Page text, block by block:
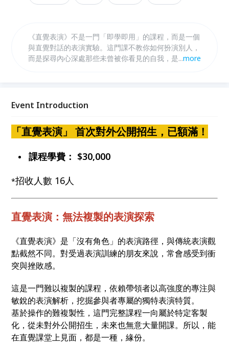
《直覺表演》不是一門「即學即用」的課程，而是一個
與直覺對話的表演實驗。這門課不教你如何扮演別人，
而是探尋內心深處那些未曾被你看見的自我，是一場消
...more
Event Introduction
「直覺表演」 首次對外公開招生，已額滿！
課程學費： $30,000
*招收人數 16人
直覺表演：無法複製的表演探索
《直覺表演》是「沒有角色」的表演路徑，與傳統表演觀
點截然不同。對受過表演訓練的朋友來說，常會感受到衝
突與挫敗感。
這是一門難以複製的課程，依賴帶領者以高強度的專注與
敏銳的表演解析，挖掘參與者專屬的獨特表演特質。
基於操作的難複製性，這門完整課程一向屬於特定客製
化，從未對外公開招生，未來也無意大量開課。所以，能
在直覺課堂上見面，都是一種，緣份。